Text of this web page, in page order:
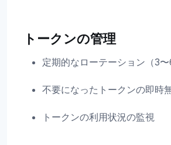
トークンの管理
定期的なローテーション（3〜
不要になったトークンの即時
トークンの利用状況の監視